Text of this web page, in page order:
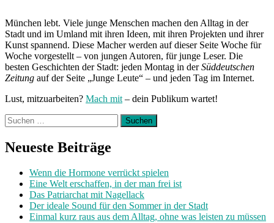
München lebt. Viele junge Menschen machen den Alltag in der
Stadt und im Umland mit ihren Ideen, mit ihren Projekten und ihrer
Kunst spannend. Diese Macher werden auf dieser Seite Woche für
Woche vorgestellt – von jungen Autoren, für junge Leser. Die
besten Geschichten der Stadt: jeden Montag in derSüddeutschen
Zeitung auf der Seite „Junge Leute“ – und jeden Tag im Internet.
Lust, mitzuarbeiten? Mach mit – dein Publikum wartet!
Suchen
nach:
Neueste Beiträge
Wenn die Hormone verrückt spielen
Eine Welt erschaffen, in der man frei ist
Das Patriarchat mit Nagellack
Der ideale Sound für den Sommer in der Stadt
Einmal kurz raus aus dem Alltag, ohne was leisten zu müssen